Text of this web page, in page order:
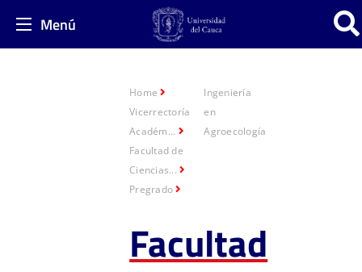
Menú
Home
Vicerrectoría
Académ...
Facultad de
Ciencias...
Pregrado
Ingeniería
en
Agroecología
Facultad